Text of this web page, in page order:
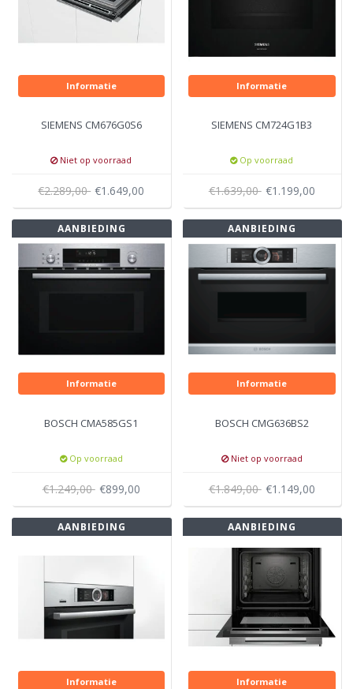
Informatie
SIEMENS CM676G0S6
Niet op voorraad
€2.289,00 €1.649,00
Informatie
SIEMENS CM724G1B3
Op voorraad
€1.639,00 €1.199,00
AANBIEDING
Informatie
BOSCH CMA585GS1
Op voorraad
€1.249,00 €899,00
AANBIEDING
Informatie
BOSCH CMG636BS2
Niet op voorraad
€1.849,00 €1.149,00
AANBIEDING
Informatie
AANBIEDING
Informatie